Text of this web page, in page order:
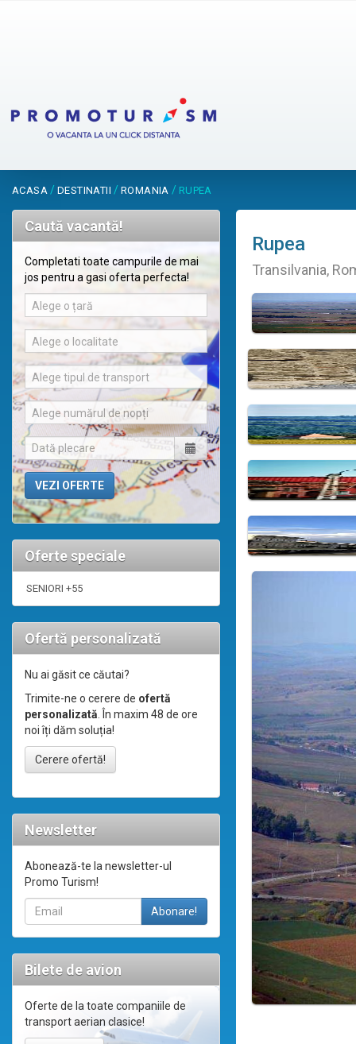
ACASA / DESTINATII / ROMANIA / RUPEA
Caută vacantă!
Completati toate campurile de mai
jos pentru a gasi oferta perfecta!
Alege o țară
Alege o localitate
Alege tipul de transport
Alege numărul de nopți
Oferte speciale
SENIORI +55
Ofertă personalizată
Nu ai găsit ce căutai?
Trimite-ne o cerere de ofertă
personalizată. În maxim 48 de ore
noi îți dăm soluția!
Cerere ofertă!
Newsletter
Abonează-te la newsletter-ul
Promo Turism!
Bilete de avion
Oferte de la toate companiile de
transport aerian clasice!
Rupea
Transilvania,